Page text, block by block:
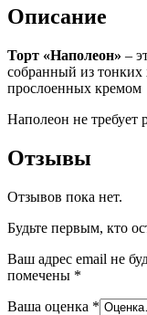
Описание
Торт «Наполеон» –
собранный из
прослоенных кремом
Наполеон не
Отзывы
Отзывов пока нет.
Будьте первым, кто
Ваш адрес email не
помечены *
Ваша оценка *